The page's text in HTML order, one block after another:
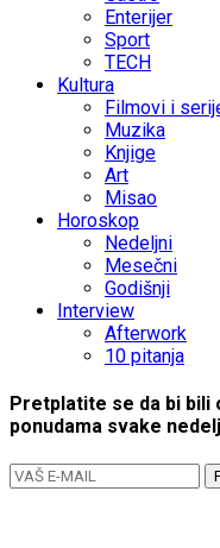
Enterijer
Sport
TECH
Kultura
Filmovi i
Muzika
Knjige
Art
Misao
Horoskop
Nedeljni
Mesečni
Godišnji
Interview
Afterwork
10 pitanja
Pretplatite se da bi bili
ponudama svake